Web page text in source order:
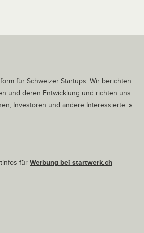
für Schweizer Startups. Wir berichten
und deren Entwicklung und richten uns
Investoren und andere Interessierte. »
für Werbung bei startwerk.ch